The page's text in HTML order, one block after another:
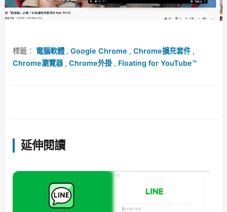
標籤： 電腦軟體, Google Chrome , Chrome擴充套件,
Chrome瀏覽器, Chrome外掛, Floating for YouTube™
延伸閱讀